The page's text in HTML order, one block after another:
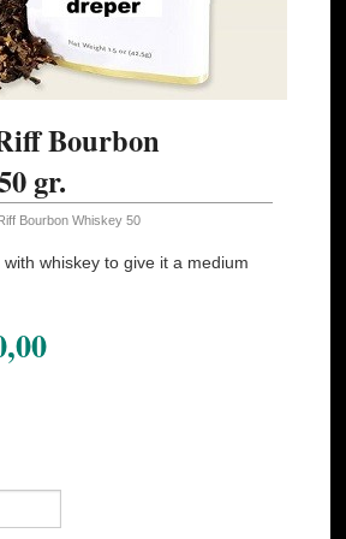
Bourbon
gr.
Bourbon Whiskey 50
whiskey to give it a medium